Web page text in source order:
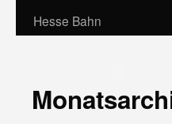
Hesse Bahn